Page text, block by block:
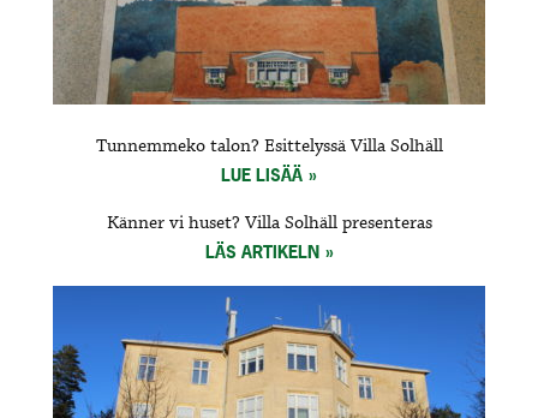
Tunnemmeko talon? Esittelyssä Villa Solhäll
LUE LISÄÄ
Känner vi huset? Villa Solhäll presenteras
LÄS ARTIKELN